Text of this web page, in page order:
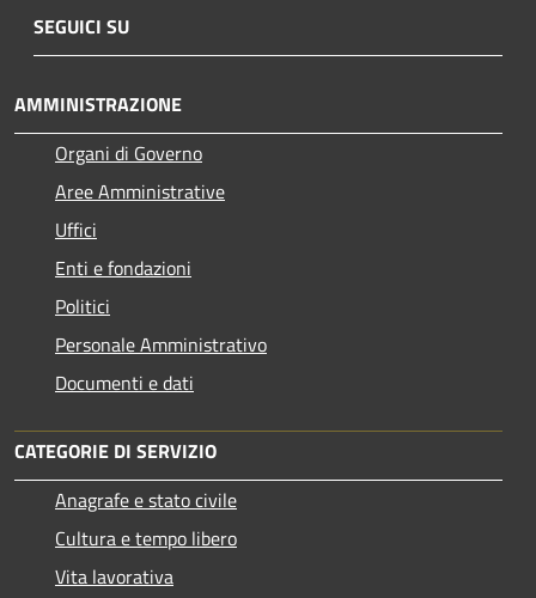
SEGUICI SU
AMMINISTRAZIONE
Organi di Governo
Aree Amministrative
Uffici
Enti e fondazioni
Politici
Personale Amministrativo
Documenti e dati
CATEGORIE DI SERVIZIO
Anagrafe e stato civile
Cultura e tempo libero
Vita lavorativa